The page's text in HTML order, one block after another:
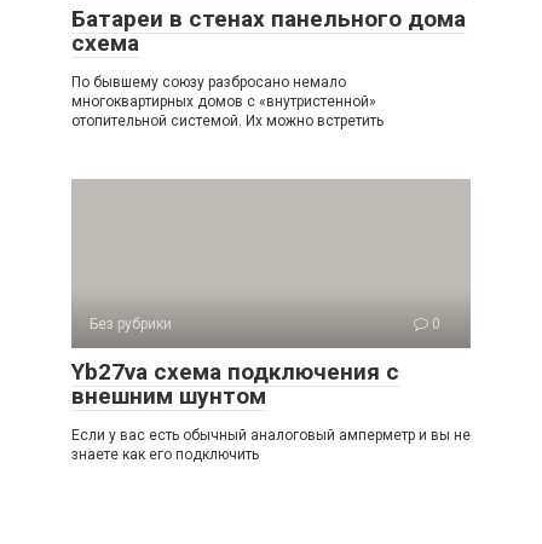
Батареи в стенах панельного дома
схема
По бывшему союзу разбросано немало
многоквартирных домов с «внутристенной»
отопительной системой. Их можно встретить
Без рубрики 0
Yb27va схема подключения с
внешним шунтом
Если у вас есть обычный аналоговый амперметр и вы не
знаете как его подключить